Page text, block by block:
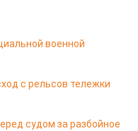
военной
с рельсов тележки
судом за разбойное